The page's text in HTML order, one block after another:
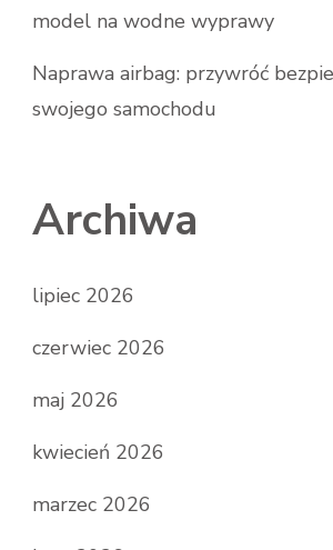
model na wodne wyprawy
Naprawa airbag: przywróć
swojego samochodu
Archiwa
lipiec 2026
czerwiec 2026
maj 2026
kwiecień 2026
marzec 2026